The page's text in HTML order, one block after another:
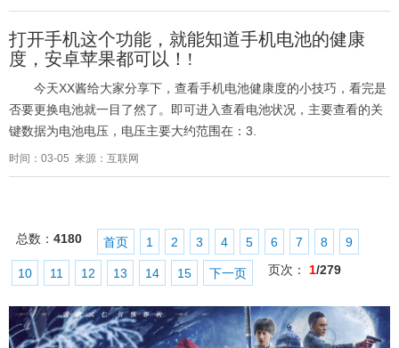
打开手机这个功能，就能知道手机电池的健康
度，安卓苹果都可以！!
今天XX酱给大家分享下，查看手机电池健康度的小技巧，看完是
否要更换电池就一目了然了。即可进入查看电池状况，主要查看的关
键数据为电池电压，电压主要大约范围在：3.
时间：03-05 来源：互联网
总数： 4180 首页 1 2 3 4 5 6 7 8 9
10 11 12 13 14 15 下一页 页次： 1/279